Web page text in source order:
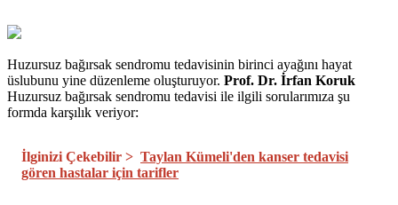
Huzursuz bağırsak sendromu tedavisinin birinci ayağını hayat
üslubunu yine düzenleme oluşturuyor. Prof. Dr. İrfan Koruk
Huzursuz bağırsak sendromu tedavisi ile ilgili sorularımıza şu
formda karşılık veriyor:
İlginizi Çekebilir > Taylan Kümeli'den kanser tedavisi
gören hastalar için tarifler